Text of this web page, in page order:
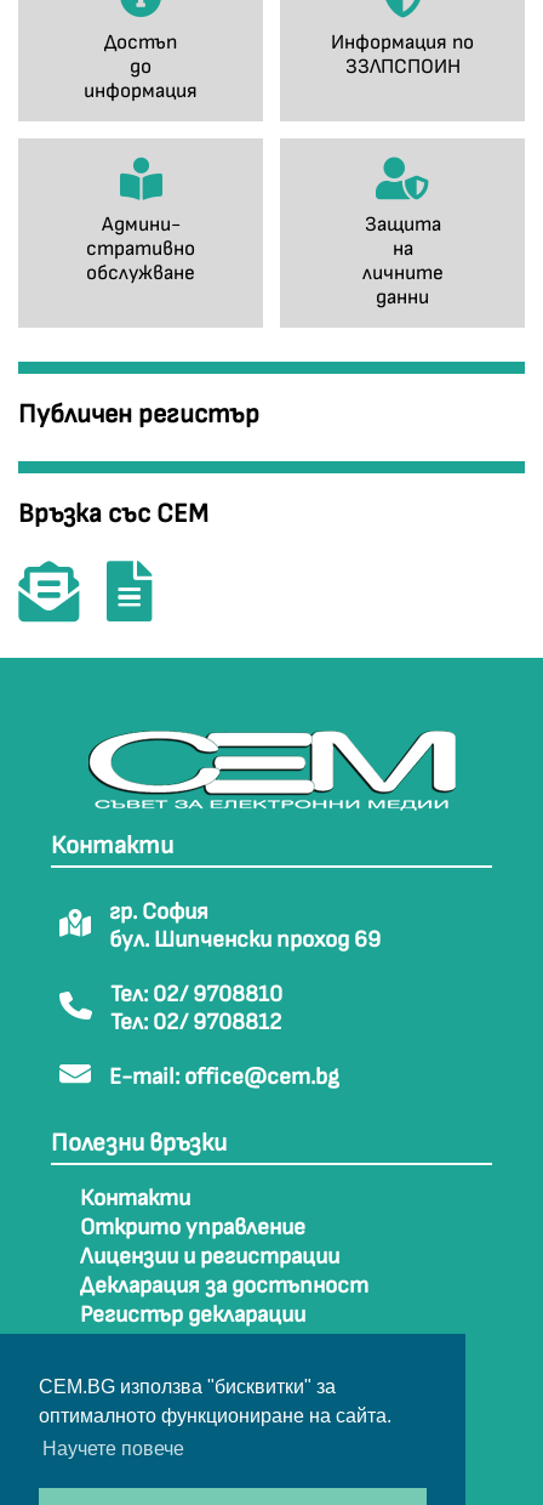
CEM.BG използва "бисквитки" за
оптималното функциониране на сайта.
Научете повече
Достъп
до
информация
Информация по
ЗЗЛПСПОИН
Админи-
стративно
обслужване
Защита
на
личните
данни
Публичен регистър
Връзка със СЕМ
Контакти
гр. София
бул. Шипченски проход 69
Тел: 02/ 9708810
Тел: 02/ 9708812
E-mail: office@cem.bg
Полезни връзки
Контакти
Открито управление
Лицензии и регистрации
Декларация за достъпност
Регистър декларации
Карта на сайта
Архив